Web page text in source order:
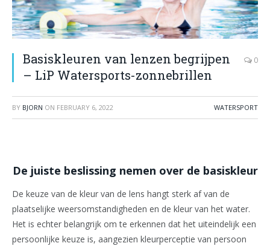
Basiskleuren van lenzen begrijpen
– LiP Watersports-zonnebrillen
0
BY BJORN ON FEBRUARY 6, 2022 WATERSPORT
De juiste beslissing nemen over de basiskleur
De keuze van de kleur van de lens hangt sterk af van de
plaatselijke weersomstandigheden en de kleur van het water.
Het is echter belangrijk om te erkennen dat het uiteindelijk een
persoonlijke keuze is, aangezien kleurperceptie van persoon